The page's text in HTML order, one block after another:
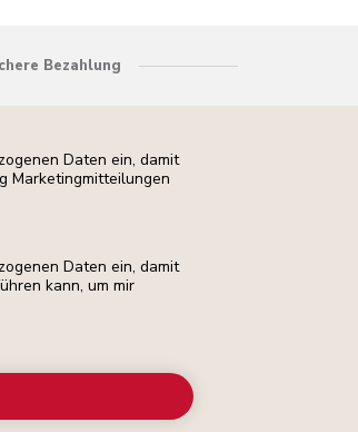
Bezahlung
Daten ein, damit
Marketingmitteilungen
Daten ein, damit
kann, um mir